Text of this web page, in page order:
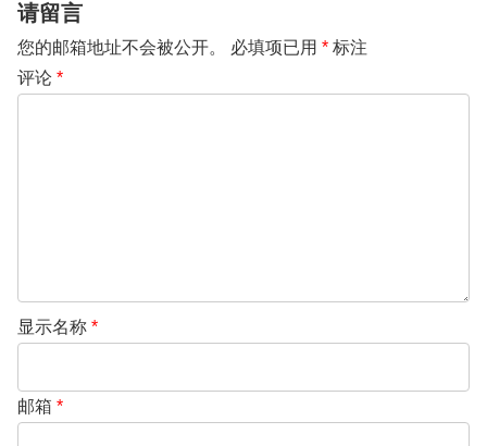
请留言
您的邮箱地址不会被公开。 必填项已用 * 标注
评论 *
显示名称 *
邮箱 *